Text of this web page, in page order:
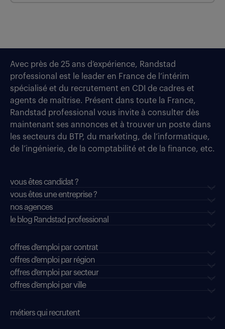
Avec près de 25 ans d’expérience, Randstad
professional est le leader en France de l’intérim
spécialisé et du recrutement en CDI de cadres et
agents de maîtrise. Présent dans toute la France,
Randstad professional vous invite à consulter dès
maintenant ses annonces et à trouver un poste dans
les secteurs du BTP, du marketing, de l’informatique,
de l’ingénierie, de la comptabilité et de la finance, etc.
vous êtes candidat ?
vous êtes une entreprise ?
nos agences
le blog Randstad professional
offres d'emploi par contrat
offres d'emploi par région
offres d'emploi par secteur
offres d’emploi par ville
métiers qui recrutent